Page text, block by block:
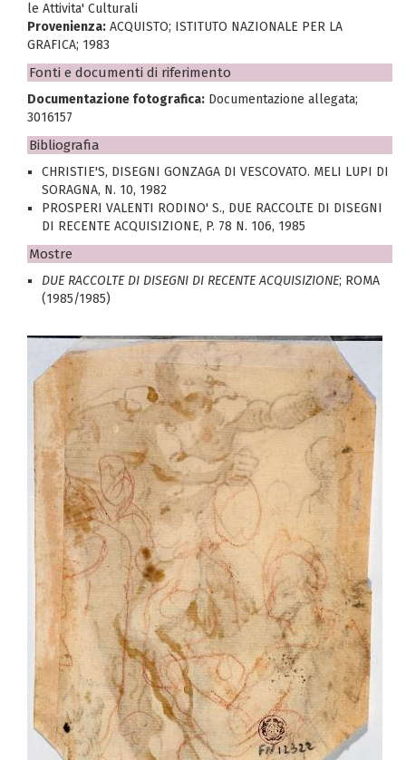
le Attivita' Culturali
Provenienza: ACQUISTO; ISTITUTO NAZIONALE PER LA
GRAFICA; 1983
Fonti e documenti di riferimento
Documentazione fotografica: Documentazione allegata;
3016157
Bibliografia
CHRISTIE'S, DISEGNI GONZAGA DI VESCOVATO. MELI LUPI DI
SORAGNA, N. 10, 1982
PROSPERI VALENTI RODINO' S., DUE RACCOLTE DI DISEGNI
DI RECENTE ACQUISIZIONE, P. 78 N. 106, 1985
Mostre
DUE RACCOLTE DI DISEGNI DI RECENTE ACQUISIZIONE; ROMA
(1985/1985)